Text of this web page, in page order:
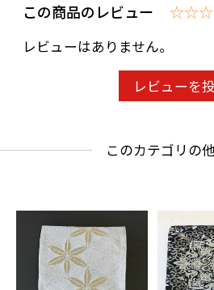
この商品のレビュー
レビューはありません。
レビューを
このカテゴリの